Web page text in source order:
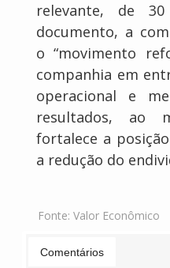
relevante, de
documento, a
o “movimento
companhia em
operacional e
resultados, ao
fortalece a
a redução do
Fonte: Valor Econômico
Comentários